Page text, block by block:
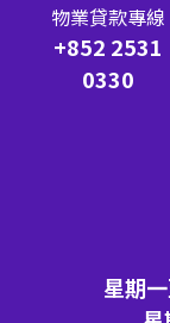
物業貸款專線
+852 2531
0330
星期